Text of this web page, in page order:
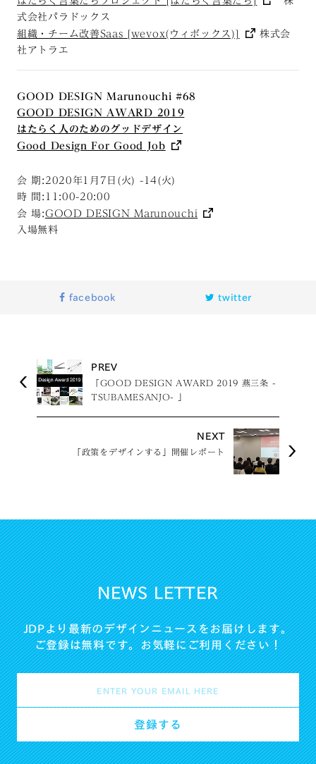
式会社パラドックス
組織・チーム改善Saas [wevox(ウィボックス)]
株式会
社アトラエ
GOOD DESIGN Marunouchi #68
GOOD DESIGN AWARD 2019
はたらく人のためのグッドデザイン
Good Design For Good Job
会 期:2020年1月7日(火) -14(火)
時 間:11:00-20:00
会 場:GOOD DESIGN Marunouchi
入場無料
facebook twitter
PREV
「GOOD DESIGN AWARD 2019 燕三条 -
TSUBAMESANJO- 」
NEXT
「政策をデザインする」開催レポート
NEWS LETTER
JDPより最新のデザインニュースをお届けします。
ご登録は無料です。お気軽にご利用ください！